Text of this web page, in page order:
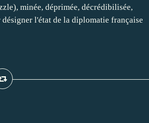
minée, déprimée, décrédibilisée,
l'état de la diplomatie française